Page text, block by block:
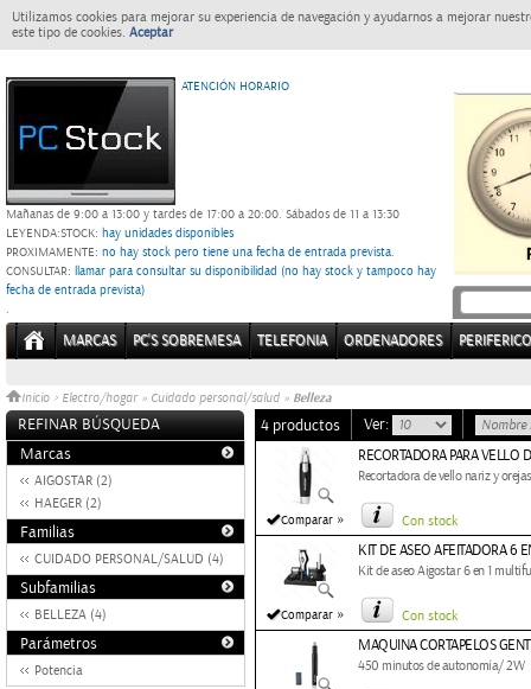
Utilizamos cookies para mejorar su experiencia de navegación y ayudarnos a mejorar
este tipo de cookies. Aceptar
ATENCIÓN HORARIO
Mañanas de 9:00 a 13:00 y tardes de 17:00 a 20:00. Sábados de 11 a 13:30
LEYENDA:STOCK: hay unidades disponibles
PROXIMAMENTE: no hay stock pero tiene una fecha de entrada prevista.
CONSULTAR: llamar para consultar su disponibilidad (no hay stock y tampoco hay
fecha de entrada prevista)
.
MARCAS PC'S SOBREMESA TELEFONIA ORDENADORES
Inicio > Electro/hogar » Cuidado personal/salud » Belleza
REFINAR BÚSQUEDA
Marcas
AIGOSTAR (2)
HAEGER (2)
Familias
CUIDADO PERSONAL/SALUD (4)
Subfamilias
BELLEZA (4)
Parámetros
Potencia
4 productos Ver:
Comparar »
RECORTADORA PARA VELLO
Recortadora de vello nariz y
Con stock
Comparar »
KIT DE ASEO AFEITADORA 6
Kit de aseo Aigostar 6 en 1
Con stock
MAQUINA CORTAPELOS
450 minutos de autonomía/ 2W